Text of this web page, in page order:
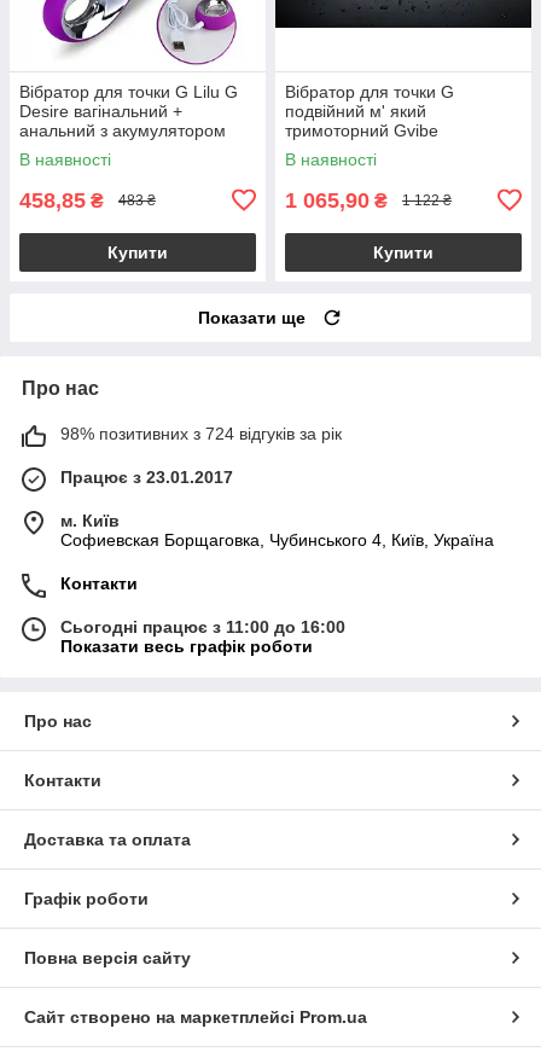
Вібратор для точки G Lilu G
Desire вагінальний +
анальний з акумулятором
В наявності
458,85 ₴ 483 ₴
Купити
Вібратор для точки G
подвійний м' який
тримоторний Gvibe
В наявності
1 065,90 ₴ 1 122 ₴
Купити
Показати ще
Про нас
98% позитивних з 724 відгуків за рік
Працює з 23.01.2017
м. Київ
Софиевская Борщаговка, Чубинського 4, Київ, Україна
Контакти
Сьогодні працює з 11:00 до 16:00
Показати весь графік роботи
Про нас
Контакти
Доставка та оплата
Графік роботи
Повна версія сайту
Сайт створено на маркетплейсі Prom.ua